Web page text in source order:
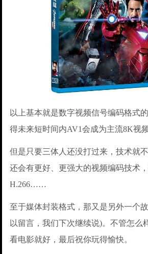
以上基本就是数字视频信号编码格式
得未来短时间内AV1会成为主流8K视
但是只要三体人还没打过来，技术就
还会有更好、更强大的视频编码技术
H.266……
至于媒体封装格式，那又是另外一个
以留言，我们下次继续说)。不管怎么
看电影就好，最后祝你玩得愉快。